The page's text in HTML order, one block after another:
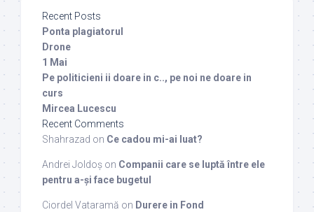
Recent Posts
Ponta plagiatorul
Drone
1 Mai
Pe politicieni ii doare in c.., pe noi ne doare in
curs
Mircea Lucescu
Recent Comments
Shahrazad on Ce cadou mi-ai luat?
Andrei Joldoș on Companii care se luptă între ele
pentru a-și face bugetul
Ciordel Vataramă on Durere in Fond